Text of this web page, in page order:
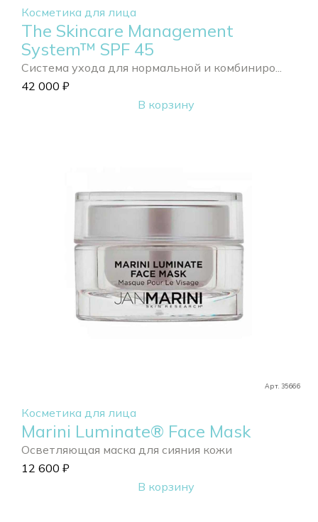
Косметика для лица
The Skincare Management
System™ SPF 45
Система ухода для нормальной и комбиниро...
42 000 ₽
В корзину
Арт. 35666
Косметика для лица
Marini Luminate® Face Mask
Осветляющая маска для сияния кожи
12 600 ₽
В корзину